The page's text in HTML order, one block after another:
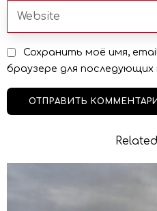
Сохранить моё имя,
браузере для